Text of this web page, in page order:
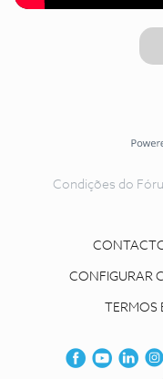
Condições do
CONFIGURAR
TERMOS